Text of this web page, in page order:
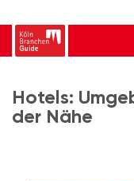
Hotels:
der Nähe